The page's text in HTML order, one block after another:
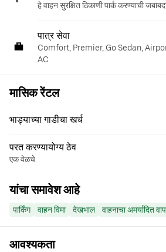
हे वाहन सुरक्षित ठिकाणी पार्क करण्याची
पात्र सेवा
Comfort, Premier, Go Sedan,
AC
मासिक रेंटल
भाड्याच्या गाडीचा खर्च
परत करण्यायोग्य ठेव
एक वेळचे
यांचा समावेश आहे
पार्किंग वाहन विमा देखभाल वाहनाचा अमर्यादित
आवश्यकता